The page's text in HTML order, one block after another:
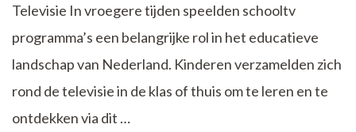
Televisie In vroegere tijden speelden schooltv
programma’s een belangrijke rol in het educatieve
landschap van Nederland. Kinderen verzamelden zich
rond de televisie in de klas of thuis om te leren en te
ontdekken via dit …